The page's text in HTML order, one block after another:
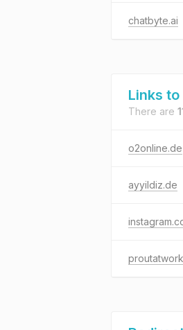
chatbyte.ai
Links to
There are
o2online.de
ayyildiz.de